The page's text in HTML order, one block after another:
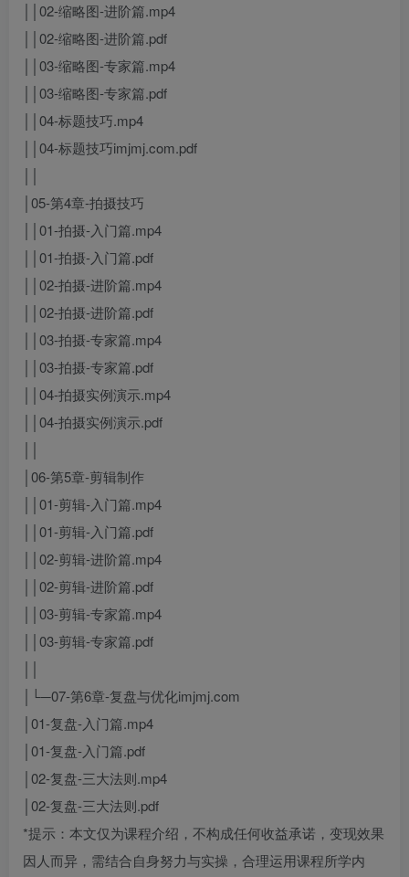
││02-缩略图-进阶篇.mp4
││02-缩略图-进阶篇.pdf
││03-缩略图-专家篇.mp4
││03-缩略图-专家篇.pdf
││04-标题技巧.mp4
││04-标题技巧imjmj.com.pdf
│05-第4章-拍摄技巧
││01-拍摄-入门篇.mp4
││01-拍摄-入门篇.pdf
││02-拍摄-进阶篇.mp4
││02-拍摄-进阶篇.pdf
││03-拍摄-专家篇.mp4
││03-拍摄-专家篇.pdf
││04-拍摄实例演示.mp4
││04-拍摄实例演示.pdf
│06-第5章-剪辑制作
││01-剪辑-入门篇.mp4
││01-剪辑-入门篇.pdf
││02-剪辑-进阶篇.mp4
││02-剪辑-进阶篇.pdf
││03-剪辑-专家篇.mp4
││03-剪辑-专家篇.pdf
│└─07-第6章-复盘与优化imjmj.com
│01-复盘-入门篇.mp4
│01-复盘-入门篇.pdf
│02-复盘-三大法则.mp4
│02-复盘-三大法则.pdf
*提示：本文仅为课程介绍，不构成任何收益承诺，变现效果
因人而异，需结合自身努力与实操，合理运用课程所学内